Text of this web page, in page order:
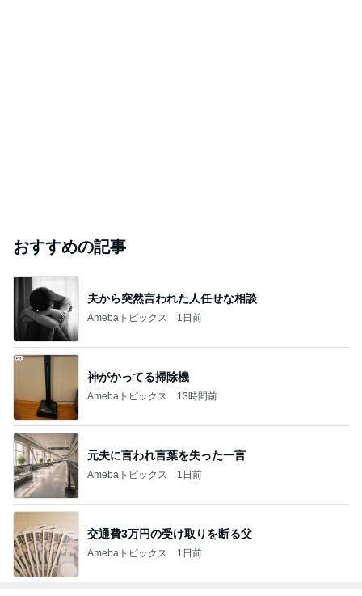
おすすめの記事
夫から突然言われた人任せな相談
Amebaトピックス 1日前
神がかってる掃除機
Amebaトピックス 13時間前
元夫に言われ言葉を失った一言
Amebaトピックス 1日前
交通費3万円の受け取りを断る父
Amebaトピックス 1日前